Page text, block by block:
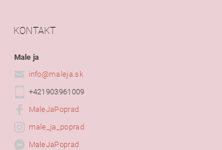
KONTAKT
Male ja
info@maleja.sk
+421903961009
MaleJaPoprad
male_ja_poprad
MaleJaPoprad